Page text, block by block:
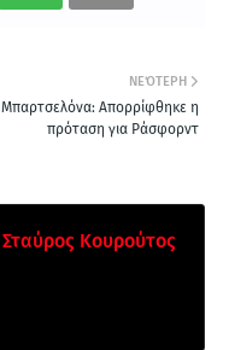
ΝΕΌΤΕΡΗ
Μπαρτσελόνα: Απορρίφθηκε η
πρόταση για Ράσφορντ
Σταύρος Κουρούτος